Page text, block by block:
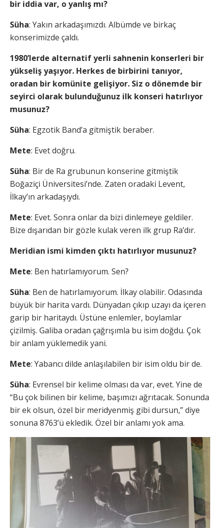
bir iddia var, o yanlış mı?
Süha: Yakın arkadaşımızdı. Albümde ve birkaç
konserimizde çaldı.
1980’lerde alternatif yerli sahnenin konserleri bir
yükseliş yaşıyor. Herkes de birbirini tanıyor,
oradan bir komünite gelişiyor. Siz o dönemde bir
seyirci olarak bulunduğunuz ilk konseri hatırlıyor
musunuz?
Süha: Egzotik Band’a gitmiştik beraber.
Mete: Evet doğru.
Süha: Bir de Ra grubunun konserine gitmiştik
Boğaziçi Üniversitesi’nde. Zaten oradaki Levent,
İlkay’ın arkadaşıydı.
Mete: Evet. Sonra onlar da bizi dinlemeye geldiler.
Bize dışarıdan bir gözle kulak veren ilk grup Ra’dır.
Meridian ismi kimden çıktı hatırlıyor musunuz?
Mete: Ben hatırlamıyorum. Sen?
Süha: Ben de hatırlamıyorum. İlkay olabilir. Odasında
büyük bir harita vardı. Dünyadan çıkıp uzayı da içeren
garip bir haritaydı. Üstüne enlemler, boylamlar
çizilmiş. Galiba oradan çağrışımla bu isim doğdu. Çok
bir anlam yüklemedik yani.
Mete: Yabancı dilde anlaşılabilen bir isim oldu bir de.
Süha: Evrensel bir kelime olması da var, evet. Yine de
“Bu çok bilinen bir kelime, başımızı ağrıtacak. Sonunda
bir ek olsun, özel bir meridyenmiş gibi dursun,” diye
sonuna 8763’ü ekledik. Özel bir anlamı yok ama.